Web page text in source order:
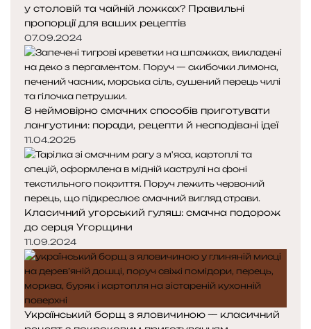
у столовій та чайній ложках? Правильні
пропорції для ваших рецептів
07.09.2024
8 неймовірно смачних способів приготувати
лангустини: поради, рецепти й несподівані ідеї
11.04.2025
Класичний угорський гуляш: смачна подорож
до серця Угорщини
11.09.2024
Український борщ з яловичиною — класичний